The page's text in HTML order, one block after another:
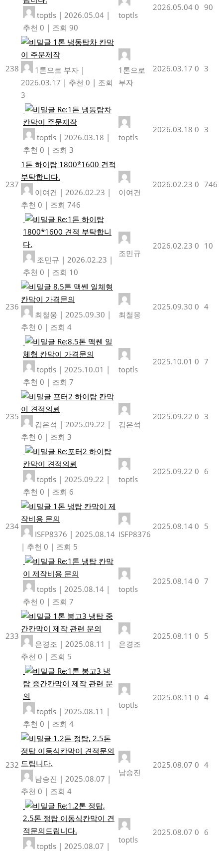
toptls | 2026.05.04 |
추천 0 | 조회 90
toptls
2026.05.04 0 90
238
1톤 냉동탑차 칸막
이 주문제작
1톤으로 부자 |
2026.03.17 | 추천 0 | 조회
3
1톤으로
부자
2026.03.17 0 3
Re:1톤 냉동탑차
칸막이 주문제작
toptls | 2026.03.18 |
추천 0 | 조회 3
toptls
2026.03.18 0 3
237
1톤 하이탑 1800*1600 견적
부탁합니다.
이여건 | 2026.02.23 |
추천 0 | 조회 746
이여건
2026.02.23 0 746
Re:1톤 하이탑
1800*1600 견적 부탁합니
다.
조민규 | 2026.02.23 |
추천 0 | 조회 10
조민규
2026.02.23 0 10
236
8.5톤 맥쎈 일체형
칸막이 가격문의
최철웅 | 2025.09.30 |
추천 0 | 조회 4
최철웅
2025.09.30 0 4
Re:8.5톤 맥쎈 일
체형 칸막이 가격문의
toptls | 2025.10.01 |
추천 0 | 조회 7
toptls
2025.10.01 0 7
235
포터2 하이탑 칸막
이 견적의뢰
김은석 | 2025.09.22 |
추천 0 | 조회 3
김은석
2025.09.22 0 3
Re:포터2 하이탑
칸막이 견적의뢰
toptls | 2025.09.22 |
추천 0 | 조회 6
toptls
2025.09.22 0 6
234
1톤 냉탑 칸막이 제
작비용 문의
ISFP8376 | 2025.08.14
| 추천 0 | 조회 5
ISFP8376
2025.08.14 0 5
Re:1톤 냉탑 칸막
이 제작비용 문의
toptls | 2025.08.14 |
추천 0 | 조회 7
toptls
2025.08.14 0 7
233
1톤 봉고3 냉탑 중
간칸막이 제작 관련 문의
은경조 | 2025.08.11 |
추천 0 | 조회 5
은경조
2025.08.11 0 5
Re:1톤 봉고3 냉
탑 중간칸막이 제작 관련 문
의
toptls | 2025.08.11 |
추천 0 | 조회 4
toptls
2025.08.11 0 4
232
1.2톤 정탑, 2.5톤
정탑 이동식칸막이 견적문의
드립니다.
남승진 | 2025.08.07 |
추천 0 | 조회 4
남승진
2025.08.07 0 4
Re:1.2톤 정탑,
2.5톤 정탑 이동식칸막이 견
적문의드립니다.
toptls | 2025.08.07 |
toptls
2025.08.07 0 6